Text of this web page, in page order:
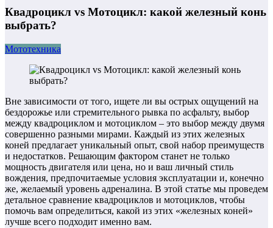
Квадроцикл vs Мотоцикл: какой железный конь
выбрать?
Мототехника
Вне зависимости от того, ищете ли вы острых ощущений на
бездорожье или стремительного рывка по асфальту, выбор
между квадроциклом и мотоциклом – это выбор между двумя
совершенно разными мирами. Каждый из этих железных
коней предлагает уникальный опыт, свой набор преимуществ
и недостатков. Решающим фактором станет не только
мощность двигателя или цена, но и ваш личный стиль
вождения, предпочитаемые условия эксплуатации и, конечно
же, желаемый уровень адреналина. В этой статье мы проведем
детальное сравнение квадроциклов и мотоциклов, чтобы
помочь вам определиться, какой из этих «железных коней»
лучше всего подходит именно вам.